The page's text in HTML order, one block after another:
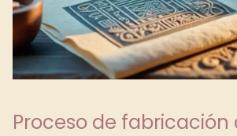
Proceso de fabricación